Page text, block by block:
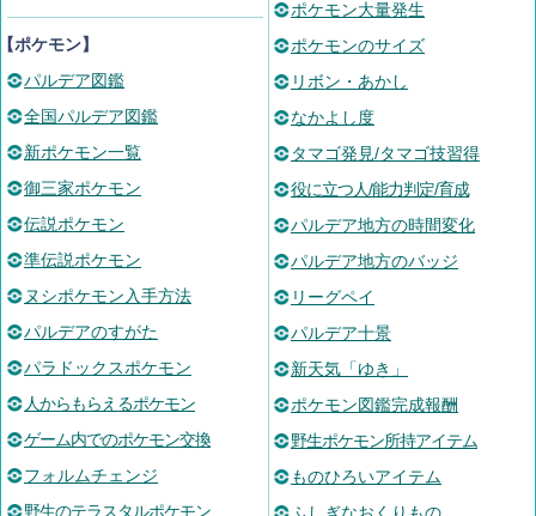
ポケモン】
パルデア図鑑
全国パルデア図鑑
新ポケモン一覧
御三家ポケモン
伝説ポケモン
準伝説ポケモン
ヌシポケモン入手方法
パルデアのすがた
パラドックスポケモン
人からもらえるポケモン
ゲーム内でのポケモン交換
フォルムチェンジ
野生のテラスタルポケモン
ポケモン大量発生
ポケモンのサイズ
リボン・あかし
なかよし度
タマゴ発見/タマゴ技習得
役に立つ人/能力判定/育成
パルデア地方の時間変化
パルデア地方のバッジ
リーグペイ
パルデア十景
新天気「ゆき」
ポケモン図鑑完成報酬
野生ポケモン所持アイテム
ものひろいアイテム